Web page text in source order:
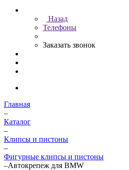
Назад
Телефоны
Заказать звонок
Главная
–
Каталог
–
Клипсы и пистоны
–
Фигурные клипсы и пистоны
–Автокрепеж для BMW